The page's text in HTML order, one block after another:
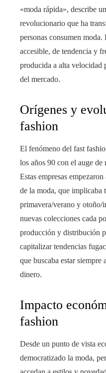
«moda rápida», describe
revolucionario que ha
personas consumen
accesible, de tendencia y
producida a alta velocidad
del mercado.
Orígenes y
fashion
El fenómeno del fast
los años 90 con el auge
Estas empresas
de la moda, que implicaba
primavera/verano y
nuevas colecciones cada
producción y distribución
capitalizar tendencias
que buscaba estar siempre
dinero.
Impacto
fashion
Desde un punto de vista
democratizado la moda,